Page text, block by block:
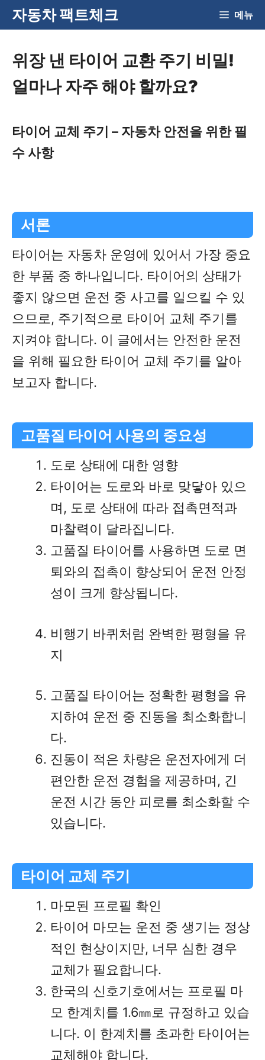
Skip
to
content
자동차 팩트체크 메뉴
위장 낸 타이어 교환 주기 비밀!
얼마나 자주 해야 할까요?
타이어 교체 주기 – 자동차 안전을 위한 필
수 사항
서론
타이어는 자동차 운영에 있어서 가장 중요
한 부품 중 하나입니다. 타이어의 상태가
좋지 않으면 운전 중 사고를 일으킬 수 있
으므로, 주기적으로 타이어 교체 주기를
지켜야 합니다. 이 글에서는 안전한 운전
을 위해 필요한 타이어 교체 주기를 알아
보고자 합니다.
고품질 타이어 사용의 중요성
도로 상태에 대한 영향
타이어는 도로와 바로 맞닿아 있으
며, 도로 상태에 따라 접촉면적과
마찰력이 달라집니다.
고품질 타이어를 사용하면 도로 면
퇴와의 접촉이 향상되어 운전 안정
성이 크게 향상됩니다.
비행기 바퀴처럼 완벽한 평형을 유
지
고품질 타이어는 정확한 평형을 유
지하여 운전 중 진동을 최소화합니
다.
진동이 적은 차량은 운전자에게 더
편안한 운전 경험을 제공하며, 긴
운전 시간 동안 피로를 최소화할 수
있습니다.
타이어 교체 주기
마모된 프로필 확인
타이어 마모는 운전 중 생기는 정상
적인 현상이지만, 너무 심한 경우
교체가 필요합니다.
한국의 신호기호에서는 프로필 마
모 한계치를 1.6㎜로 규정하고 있습
니다. 이 한계치를 초과한 타이어는
교체해야 합니다.